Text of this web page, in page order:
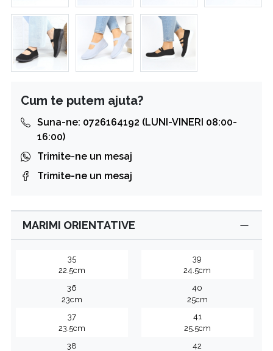
Cum te putem ajuta?
Suna-ne: 0726164192 (LUNI-VINERI 08:00-
16:00)
Trimite-ne un mesaj
Trimite-ne un mesaj
MARIMI ORIENTATIVE
35
22.5cm
36
23cm
37
23.5cm
38
39
24.5cm
40
25cm
41
25.5cm
42